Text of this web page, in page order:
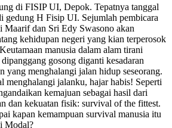
di FISIP UI, Depok. Tepatnya tanggal
gedung H Fisip UI. Sejumlah pembicara
Maarif dan Sri Edy Swasono akan
kehidupan negeri yang kian terperosok
manusia dalam alam tirani
gosong diganti kesadaran
yang menghalangi jalan hidup seseorang.
menghalangi jalanku, hajar habis! Seperti
kemajuan sebagai hasil dari
dan kekuatan fisik: survival of the fittest.
kapan kemampuan survival manusia itu
Modal?